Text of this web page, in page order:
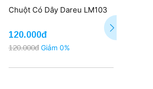
Chuột Có Dây Dareu LM103
120.000đ
120.000đ Giảm 0%